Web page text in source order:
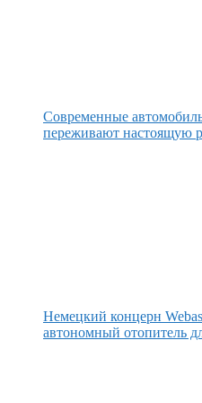
Современные
переживают настоящую
Немецкий концерн
автономный отопитель